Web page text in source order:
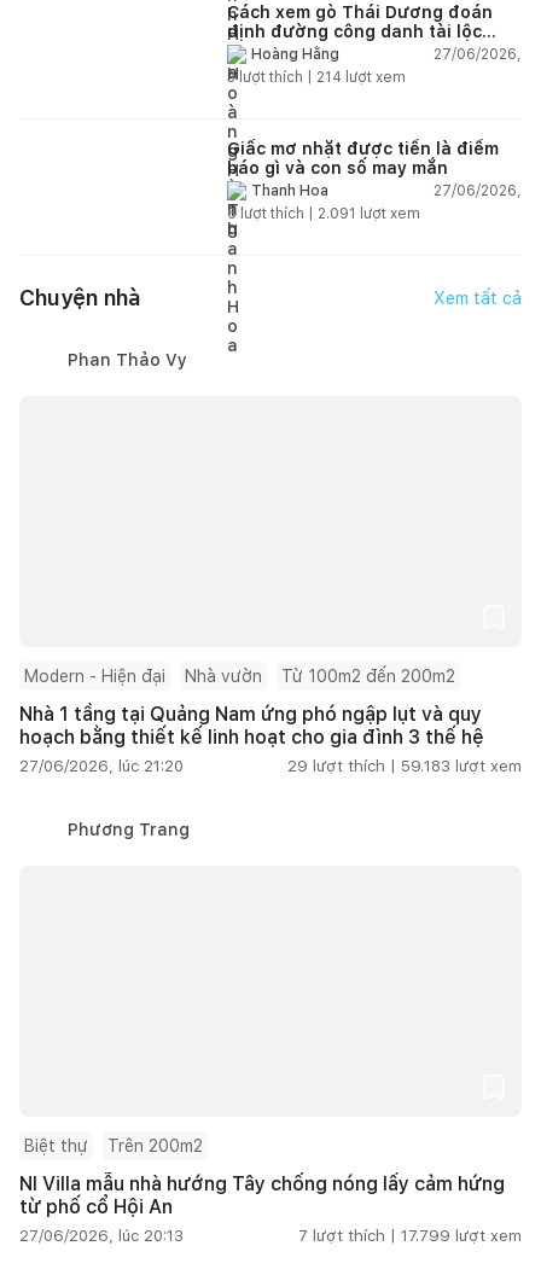
Cách xem gò Thái Dương đoán
định đường công danh tài lộc
theo nhân tướng học
Hoàng Hằng
27/06/2026,
3lượt thích | 214 lượt xem
Giấc mơ nhặt được tiền là điềm
báo gì và con số may mắn
Thanh Hoa
27/06/2026,
6 lượt thích | 2.091 lượt xem
Chuyện nhà Xem tất cả
Phan Thảo Vy
Modern - Hiện đại Nhà vườn Từ 100m2 đến 200m2
Nhà 1 tầng tại Quảng Nam ứng phó ngập lụt và quy
hoạch bằng thiết kế linh hoạt cho gia đình 3 thế hệ
27/06/2026, lúc 21:20 29 lượt thích | 59.183 lượt xem
Phương Trang
Biệt thự Trên 200m2
NI Villa mẫu nhà hướng Tây chống nóng lấy cảm hứng
từ phố cổ Hội An
27/06/2026, lúc 20:13 7 lượt thích | 17.799 lượt xem